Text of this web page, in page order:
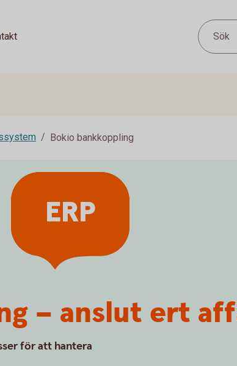
Sök
Bokio bankkoppling
– anslut ert
för att hantera
ERP